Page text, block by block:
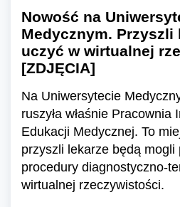
Nowość na
Medycznym. Przyszli
uczyć w wirtualnej
[ZDJĘCIA]
Na Uniwersytecie
ruszyła właśnie Pracownia
Edukacji Medycznej. To
przyszli lekarze będą mogli
procedury diagnostyczno-
wirtualnej rzeczywistości.